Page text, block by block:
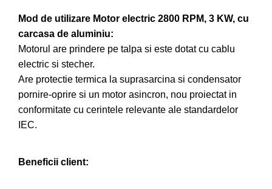
Masini de maturat si accesorii
Masini de tuns iarba
Motocoase
Accesorii motocositoare
Accesorii pentru masini de tuns
gazon
Masini de tuns iarba/gazon
Tractorase pentru gazon
Mori de macinat cereale
Echipamente pentru protectia
muncii
Generatoare
Pistoale de lipit
Mod de utilizare Motor electric 2800 RPM, 3 KW, cu
carcasa de aluminiu:
Motorul are prindere pe talpa si este dotat cu cablu
electric si stecher.
Are protectie termica la suprasarcina si condensator
pornire-oprire si un motor asincron, nou proiectat in
conformitate cu cerintele relevante ale standardelor
IEC.
Beneficii client: